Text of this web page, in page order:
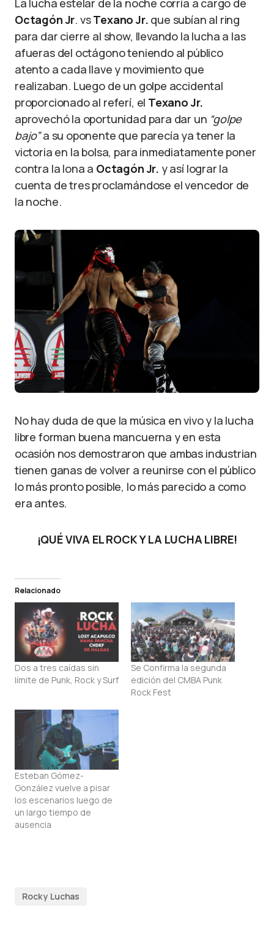
Octagón Jr. vsTexano Jr. que subían al ring
para dar cierre al show, llevando la lucha a las
afueras del octágono teniendo al público
atento a cada llave y movimiento que
realizaban. Luego de un golpe accidental
proporcionado al referí, el Texano Jr.
aprovechó la oportunidad para dar un “golpe
bajo”a su oponente que parecía ya tener la
victoria en la bolsa, para inmediatamente poner
contra la lona a Octagón Jr. y así lograr la
cuenta de tres proclamándose el vencedor de
la noche.
No hay duda de que la música en vivo y la lucha
libre forman buena mancuerna y en esta
ocasión nos demostraron que ambas industrian
tienen ganas de volver a reunirse con el público
lo más pronto posible, lo más parecido a como
era antes.
¡QUÉ VIVA EL ROCK Y LA LUCHA LIBRE!
Relacionado
Dos a tres caídas sin
límite de Punk, Rock y Surf
Se Confirma la segunda
edición del CMBA Punk
Rock Fest
Esteban Gómez-
González vuelve a pisar
los escenarios luego de
un largo tiempo de
ausencia
Rock y Luchas